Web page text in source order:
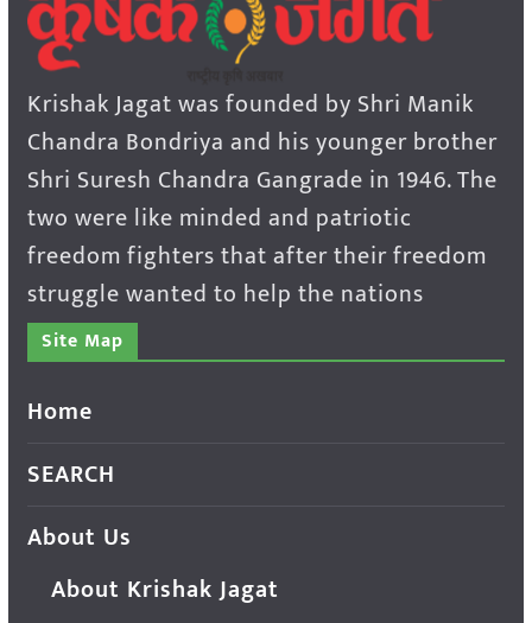
Krishak Jagat was founded by Shri Manik
Chandra Bondriya and his younger brother
Shri Suresh Chandra Gangrade in 1946. The
two were like minded and patriotic
freedom fighters that after their freedom
struggle wanted to help the nations
Site Map
Home
SEARCH
About Us
About Krishak Jagat